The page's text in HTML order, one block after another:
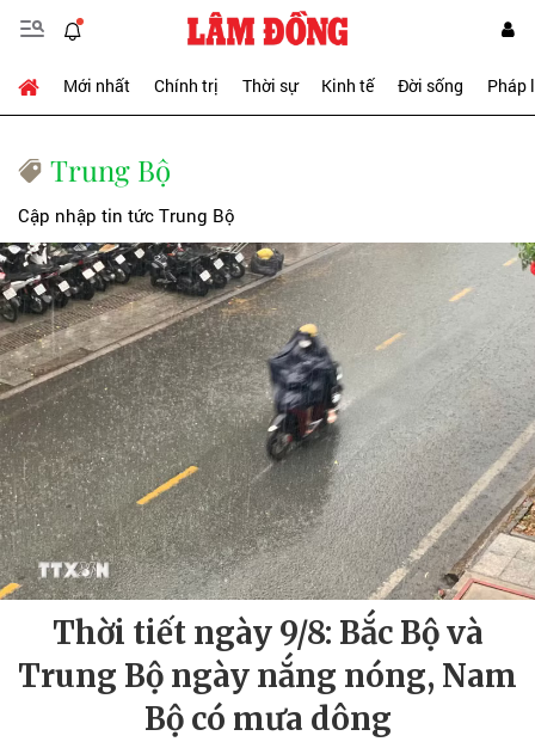
Mới nhất Chính trị Thời sự Kinh tế Đời sống Pháp
Trung Bộ
Cập nhập tin tức Trung Bộ
Thời tiết ngày 9/8: Bắc Bộ và
Trung Bộ ngày nắng nóng, Nam
Bộ có mưa dông